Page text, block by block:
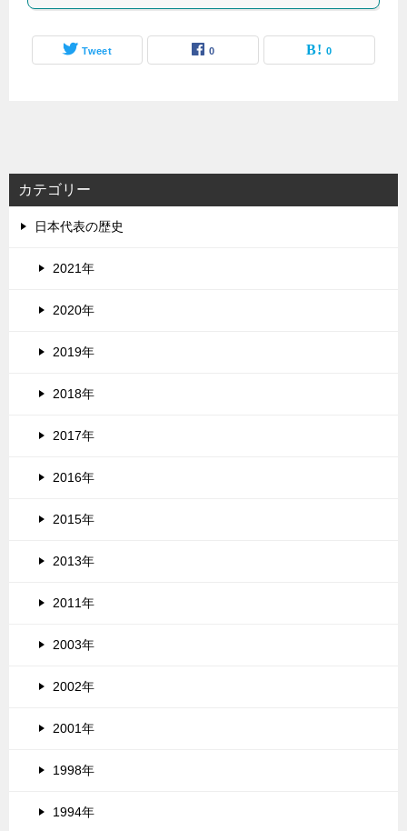
Tweet 0 0
カテゴリー
日本代表の歴史
2021年
2020年
2019年
2018年
2017年
2016年
2015年
2013年
2011年
2003年
2002年
2001年
1998年
1994年